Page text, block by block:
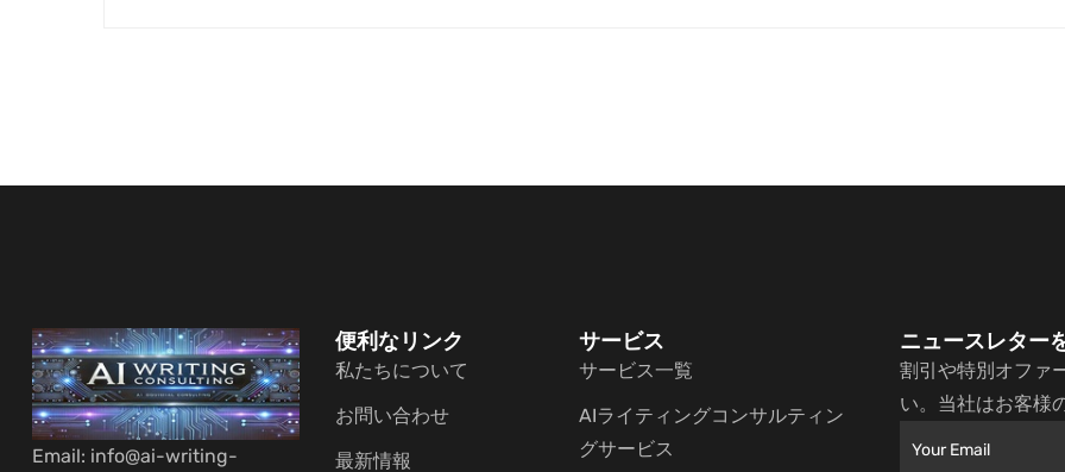
Email: info@ai-writing-
便利なリンク
私たちについて
お問い合わせ
最新情報
サービス
サービス一覧
AIライティングコンサルティン
グサービス
ニュースレター
割引や特別オファ
い。当社はお客様